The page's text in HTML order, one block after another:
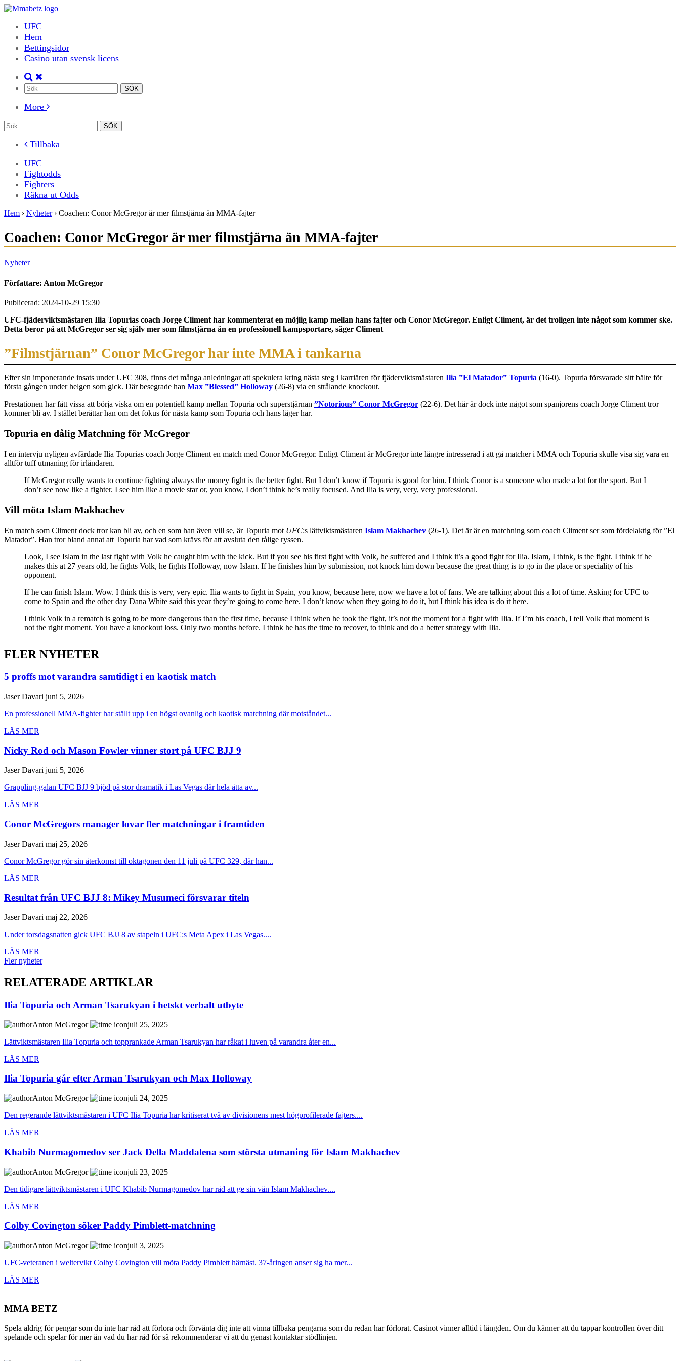
UFC
Hem
Bettingsidor
Casino utan svensk licens
More
Tillbaka
UFC
Fightodds
Fighters
Räkna ut Odds
Hem › Nyheter› Coachen: Conor McGregor är mer filmstjärna än MMA-fajter
Coachen: Conor McGregor är mer filmstjärna än MMA-fajter
Nyheter
Författare: Anton McGregor
Publicerad: 2024-10-29 15:30
UFC-fjäderviktsmästaren Ilia Topurias coach Jorge Climent har kommenterat en möjlig kamp mellan hans fajter och Conor McGregor. Enligt Climent, är det troligen inte något som kommer ske.
Detta beror på att McGregor ser sig själv mer som filmstjärna än en professionell kampsportare, säger Climent
”Filmstjärnan” Conor McGregor har inte MMA i tankarna
Efter sin imponerande insats under UFC 308, finns det många anledningar att spekulera kring nästa steg i karriären för fjäderviktsmästaren Ilia ”El Matador” Topuria (16-0). Topuria försvarade sitt bälte för
första gången under helgen som gick. Där besegrade han Max ”Blessed” Holloway (26-8) via en strålande knockout.
Prestationen har fått vissa att börja viska om en potentiell kamp mellan Topuria och superstjärnan ”Notorious” Conor McGregor (22-6). Det här är dock inte något som spanjorens coach Jorge Climent tror
kommer bli av. I stället berättar han om det fokus för nästa kamp som Topuria och hans läger har.
Topuria en dålig Matchning för McGregor
I en intervju nyligen avfärdade Ilia Topurias coach Jorge Climent en match med Conor McGregor. Enligt Climent är McGregor inte längre intresserad i att gå matcher i MMA och Topuria skulle visa sig vara en
alltför tuff utmaning för irländaren.
If McGregor really wants to continue fighting always the money fight is the better fight. But I don’t know if Topuria is good for him. I think Conor is a someone who made a lot for the sport. But I
don’t see now like a fighter. I see him like a movie star or, you know, I don’t think he’s really focused. And Ilia is very, very, very professional.
Vill möta Islam Makhachev
En match som Climent dock tror kan bli av, och en som han även vill se, är Topuria mot UFC:s lättviktsmästaren Islam Makhachev (26-1). Det är är en matchning som coach Climent ser som fördelaktig för ”El
Matador”. Han tror bland annat att Topuria har vad som krävs för att avsluta den tålige ryssen.
Look, I see Islam in the last fight with Volk he caught him with the kick. But if you see his first fight with Volk, he suffered and I think it’s a good fight for Ilia. Islam, I think, is the fight. I think if he
makes this at 27 years old, he fights Volk, he fights Holloway, now Islam. If he finishes him by submission, not knock him down because the great thing is to go in the place or speciality of his
opponent.
If he can finish Islam. Wow. I think this is very, very epic. Ilia wants to fight in Spain, you know, because here, now we have a lot of fans. We are talking about this a lot of time. Asking for UFC to
come to Spain and the other day Dana White said this year they’re going to come here. I don’t know when they going to do it, but I think his idea is do it here.
I think Volk in a rematch is going to be more dangerous than the first time, because I think when he took the fight, it’s not the moment for a fight with Ilia. If I’m his coach, I tell Volk that moment is
not the right moment. You have a knockout loss. Only two months before. I think he has the time to recover, to think and do a better strategy with Ilia.
FLER NYHETER
5 proffs mot varandra samtidigt i en kaotisk match
Jaser Davari juni 5, 2026
En professionell MMA-fighter har ställt upp i en högst ovanlig och kaotisk matchning där motståndet...
LÄS MER
Nicky Rod och Mason Fowler vinner stort på UFC BJJ 9
Jaser Davari juni 5, 2026
Grappling-galan UFC BJJ 9 bjöd på stor dramatik i Las Vegas där hela åtta av...
LÄS MER
Conor McGregors manager lovar fler matchningar i framtiden
Jaser Davari maj 25, 2026
Conor McGregor gör sin återkomst till oktagonen den 11 juli på UFC 329, där han...
LÄS MER
Resultat från UFC BJJ 8: Mikey Musumeci försvarar titeln
Jaser Davari maj 22, 2026
Under torsdagsnatten gick UFC BJJ 8 av stapeln i UFC:s Meta Apex i Las Vegas....
LÄS MER
Fler nyheter
RELATERADE ARTIKLAR
Ilia Topuria och Arman Tsarukyan i hetskt verbalt utbyte
Anton McGregor
juli 25, 2025
Lättviktsmästaren Ilia Topuria och topprankade Arman Tsarukyan har råkat i luven på varandra åter en...
LÄS MER
Ilia Topuria går efter Arman Tsarukyan och Max Holloway
Anton McGregor
juli 24, 2025
Den regerande lättviktsmästaren i UFC Ilia Topuria har kritiserat två av divisionens mest högprofilerade fajters....
LÄS MER
Khabib Nurmagomedov ser Jack Della Maddalena som största utmaning för Islam Makhachev
Anton McGregor
juli 23, 2025
Den tidigare lättviktsmästaren i UFC Khabib Nurmagomedov har råd att ge sin vän Islam Makhachev....
LÄS MER
Colby Covington söker Paddy Pimblett-matchning
Anton McGregor
juli 3, 2025
UFC-veteranen i weltervikt Colby Covington vill möta Paddy Pimblett härnäst. 37-åringen anser sig ha mer...
LÄS MER
MMA BETZ
Spela aldrig för pengar som du inte har råd att förlora och förvänta dig inte att vinna tillbaka pengarna som du redan har förlorat. Casinot vinner alltid i längden. Om du känner att du tappar kontrollen över ditt
spelande och spelar för mer än vad du har råd för så rekommenderar vi att du genast kontaktar stödlinjen.